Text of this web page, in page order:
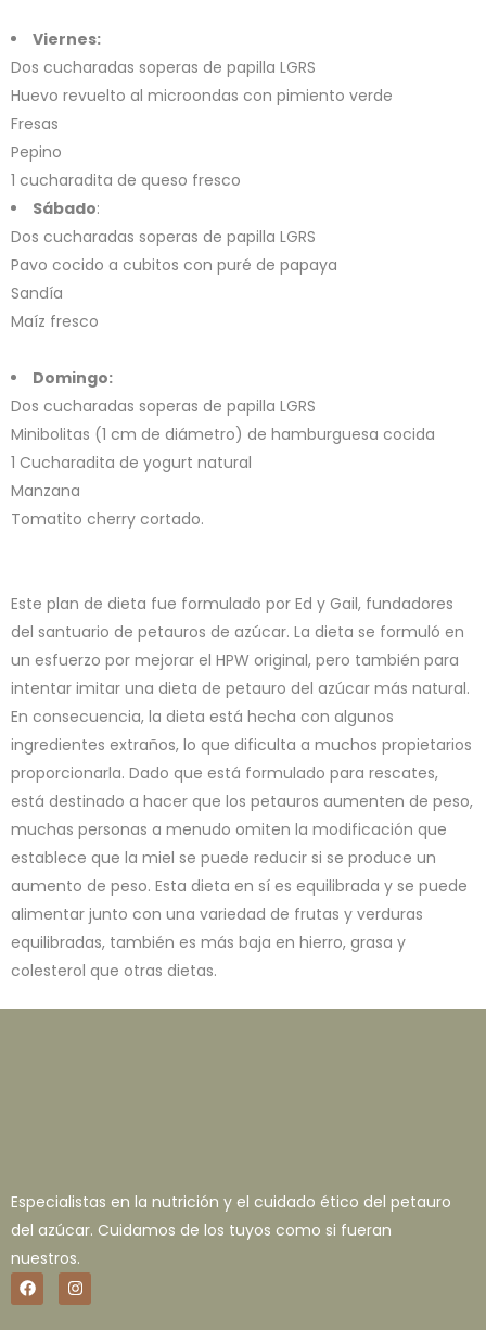
Viernes:
Dos cucharadas soperas de papilla LGRS
Huevo revuelto al microondas con pimiento verde
Fresas
Pepino
1 cucharadita de queso fresco
Sábado:
Dos cucharadas soperas de papilla LGRS
Pavo cocido a cubitos con puré de papaya
Sandía
Maíz fresco
Domingo:
Dos cucharadas soperas de papilla LGRS
Minibolitas (1 cm de diámetro) de hamburguesa cocida
1 Cucharadita de yogurt natural
Manzana
Tomatito cherry cortado.
Este plan de dieta fue formulado por Ed y Gail, fundadores
del santuario de petauros de azúcar. La dieta se formuló en
un esfuerzo por mejorar el HPW original, pero también para
intentar imitar una dieta de petauro del azúcar más natural.
En consecuencia, la dieta está hecha con algunos
ingredientes extraños, lo que dificulta a muchos propietarios
proporcionarla. Dado que está formulado para rescates,
está destinado a hacer que los petauros aumenten de peso,
muchas personas a menudo omiten la modificación que
establece que la miel se puede reducir si se produce un
aumento de peso. Esta dieta en sí es equilibrada y se puede
alimentar junto con una variedad de frutas y verduras
equilibradas, también es más baja en hierro, grasa y
colesterol que otras dietas.
Especialistas en la nutrición y el cuidado ético del petauro
del azúcar. Cuidamos de los tuyos como si fueran
nuestros.